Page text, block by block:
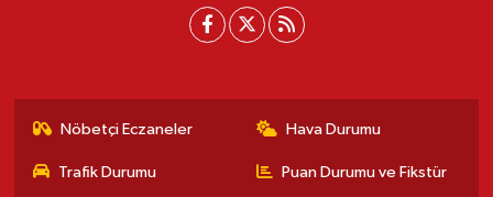
Nöbetçi Eczaneler Hava Durumu
Trafik Durumu Puan Durumu ve Fikstür